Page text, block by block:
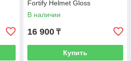
Fortify Helmet Gloss
Black/Purple Size: L 56-60
В наличии
16 900 ₸
Купить